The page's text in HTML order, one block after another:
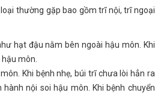
thường gặp bao gồm trĩ nội, trĩ ngoại
hạt đậu nằm bên ngoài hậu môn. Khi
môn.
Khi bệnh nhẹ, búi trĩ chưa lòi hẳn ra
nội soi hậu môn. Khi bệnh chuyển